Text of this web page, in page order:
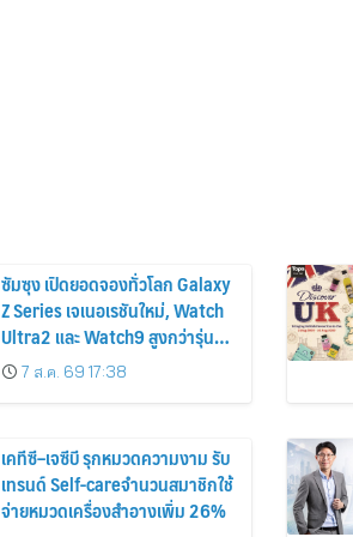
ซัมซุง เปิดยอดจองทั่วโลก Galaxy
Z Series เจเนอเรชันใหม่, Watch
Ultra2 และ Watch9 สูงกว่ารุ่น
ก่อนหน้ากว่า 30%
7 ส.ค. 69 17:38
เคทีซี–เจซีบี รุกหมวดความงาม รับ
เทรนด์ Self-careจำนวนสมาชิกใช้
จ่ายหมวดเครื่องสำอางเพิ่ม 26%